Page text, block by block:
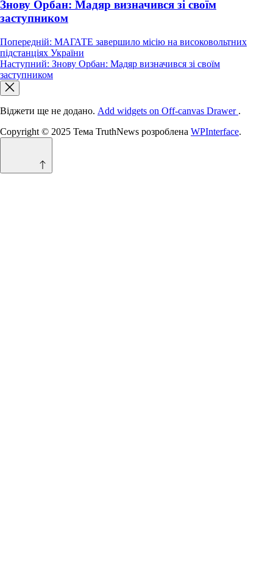
Знову Орбан: Мадяр визначився зі своїм
заступником
Навігація
записів
Попередній: МАГАТЕ завершило місію на високовольтних
підстанціях України
Наступний: Знову Орбан: Мадяр визначився зі своїм
заступником
Віджети ще не додано. Add widgets on Off-canvas Drawer .
Copyright © 2025 Тема TruthNews розроблена WPInterface.